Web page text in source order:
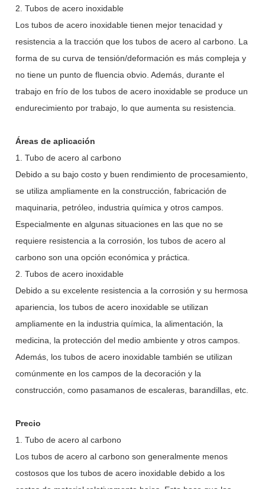
2. Tubos de acero inoxidable
Los tubos de acero inoxidable tienen mejor tenacidad y
resistencia a la tracción que los tubos de acero al carbono. La
forma de su curva de tensión/deformación es más compleja y
no tiene un punto de fluencia obvio. Además, durante el
trabajo en frío de los tubos de acero inoxidable se produce un
endurecimiento por trabajo, lo que aumenta su resistencia.
Áreas de aplicación
1. Tubo de acero al carbono
Debido a su bajo costo y buen rendimiento de procesamiento,
se utiliza ampliamente en la construcción, fabricación de
maquinaria, petróleo, industria química y otros campos.
Especialmente en algunas situaciones en las que no se
requiere resistencia a la corrosión, los tubos de acero al
carbono son una opción económica y práctica.
2. Tubos de acero inoxidable
Debido a su excelente resistencia a la corrosión y su hermosa
apariencia, los tubos de acero inoxidable se utilizan
ampliamente en la industria química, la alimentación, la
medicina, la protección del medio ambiente y otros campos.
Además, los tubos de acero inoxidable también se utilizan
comúnmente en los campos de la decoración y la
construcción, como pasamanos de escaleras, barandillas, etc.
Precio
1. Tubo de acero al carbono
Los tubos de acero al carbono son generalmente menos
costosos que los tubos de acero inoxidable debido a los